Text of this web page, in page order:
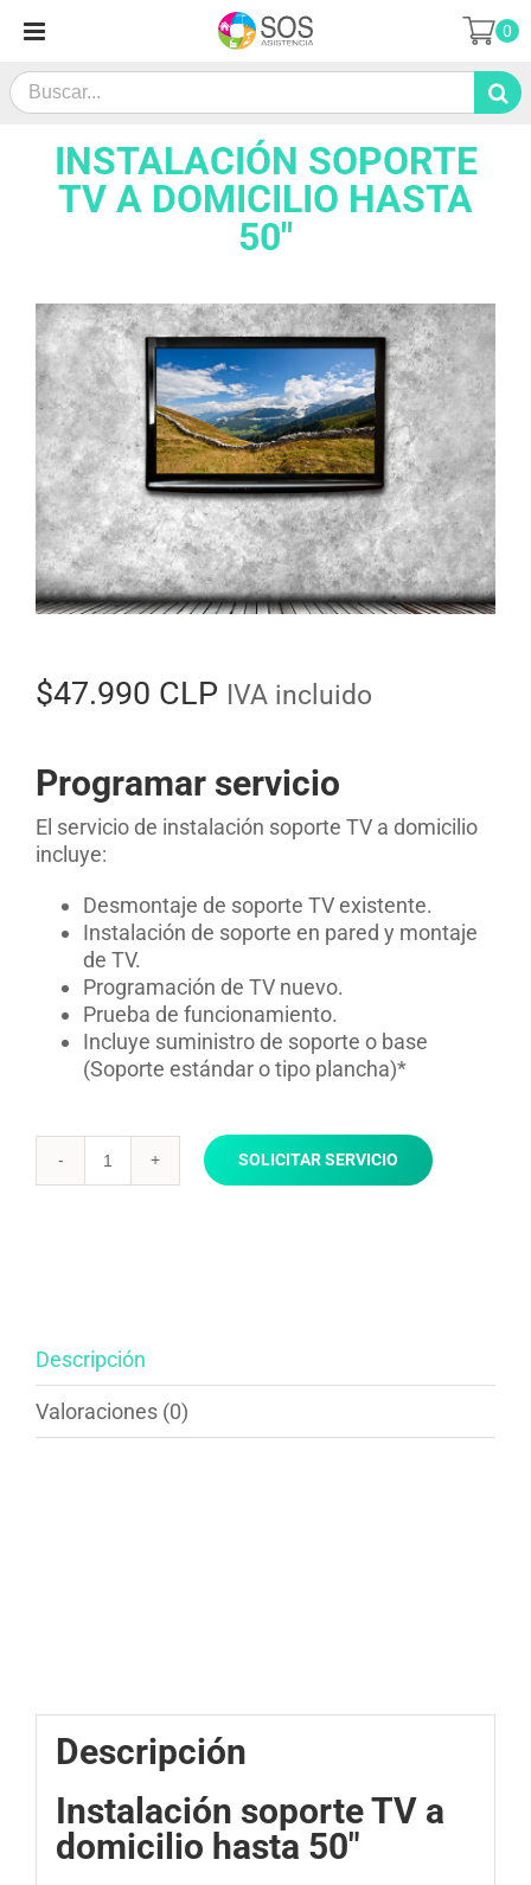
contenido
Search
for:
0
INSTALACIÓN SOPORTE
TV A DOMICILIO HASTA
50″
$47.990 CLP IVA incluido
Programar servicio
El servicio de instalación soporte TV a domicilio
incluye:
Desmontaje de soporte TV existente.
Instalación de soporte en pared y montaje
de TV.
Programación de TV nuevo.
Prueba de funcionamiento.
Incluye suministro de soporte o base
(Soporte estándar o tipo plancha)*
Instalación
cantidad
SOLICITAR SERVICIO
Descripción
Valoraciones (0)
Descripción
Instalación soporte TV a
domicilio hasta 50″